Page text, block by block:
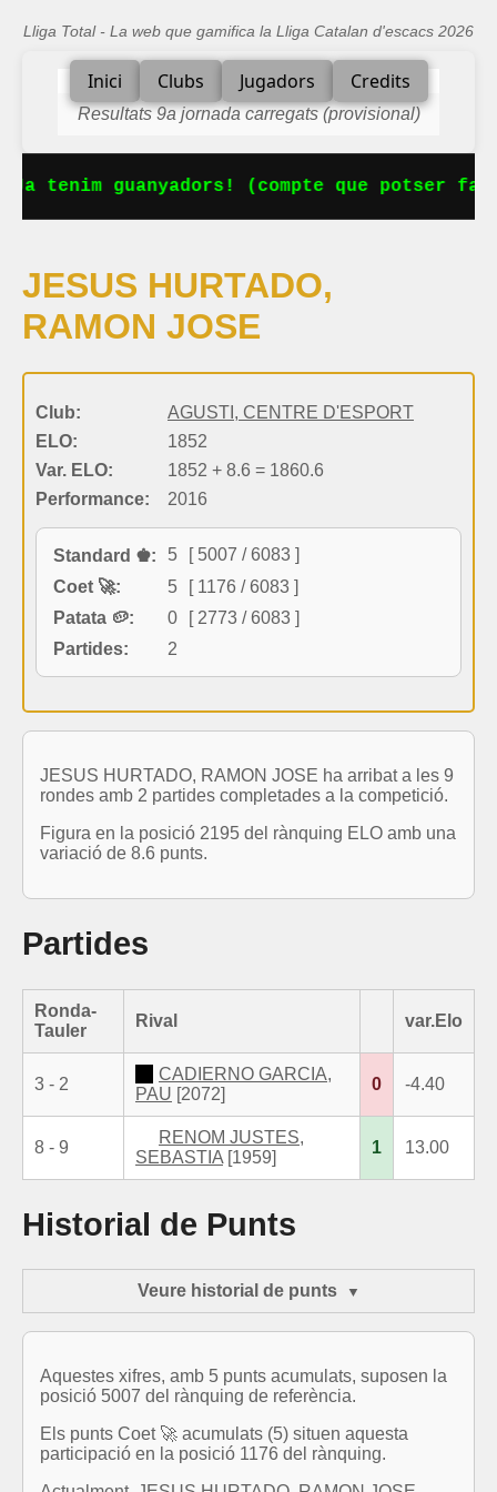
Lliga Total - La web que gamifica la Lliga Catalan d'escacs 2026
Inici Clubs Jugadors Credits
Resultats 9a jornada carregats (provisional)
tenim guanyadors! (compte que potser
JESUS HURTADO,
RAMON JOSE
Club:
AGUSTI, CENTRE D'ESPORT
ELO:
1852
Var. ELO:
1852 + 8.6 = 1860.6
Performance:
2016
Standard ♚: 5
[ 5007 / 6083 ]
Coet 🚀:
5
[ 1176 / 6083 ]
Patata 🥔:
0
[ 2773 / 6083 ]
Partides:
2
JESUS HURTADO, RAMON JOSE ha arribat a les 9
rondes amb 2 partides completades a la competició.
Figura en la posició 2195 del rànquing ELO amb una
variació de 8.6 punts.
Partides
Ronda-
Tauler
Rival var.Elo
3 - 2
CADIERNO GARCIA,
PAU [2072]
0 -4.40
8 - 9
RENOM JUSTES,
SEBASTIA [1959]
1 13.00
Historial de Punts
Veure historial de punts
Aquestes xifres, amb 5 punts acumulats, suposen la
posició 5007 del rànquing de referència.
Els punts Coet 🚀 acumulats (5) situen aquesta
participació en la posició 1176 del rànquing.